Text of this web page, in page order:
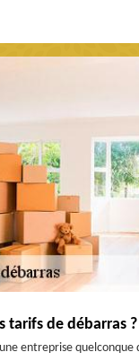
tarifs de débarras ?
entreprise quelconque